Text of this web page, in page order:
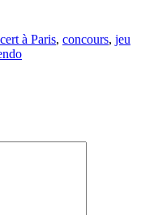
à Paris, concours, jeu